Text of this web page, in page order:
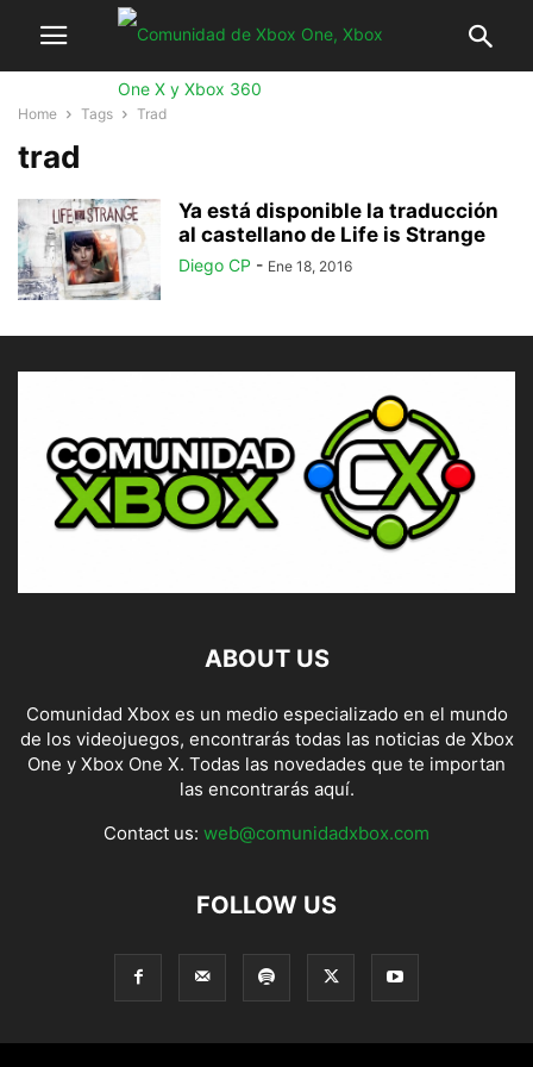
Home Tags Trad
trad
Ya está disponible la traducción
al castellano de Life is Strange
Diego CP - Ene 18, 2016
ABOUT US
Comunidad Xbox es un medio especializado en el mundo
de los videojuegos, encontrarás todas las noticias de Xbox
One y Xbox One X. Todas las novedades que te importan
las encontrarás aquí.
Contact us: web@comunidadxbox.com
FOLLOW US